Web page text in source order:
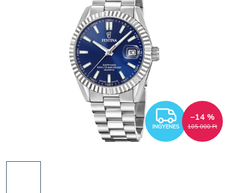
INGYENES 105 000 Ft
–14 %